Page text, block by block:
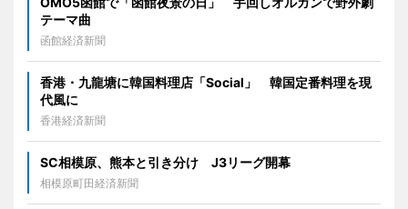
テーマ曲
函館経済新聞
香港・九龍塘に韓国料理店「Social」 韓国定番料理を現
代風に
香港経済新聞
SC相模原、熊本と引き分け J3リーグ開幕
相模原町田経済新聞